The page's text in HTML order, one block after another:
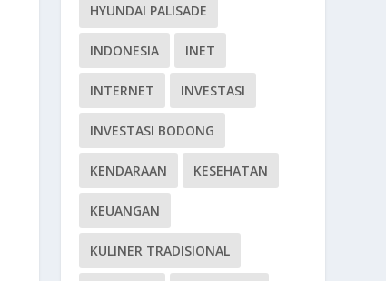
HYUNDAI PALISADE
INDONESIA INET
INTERNET INVESTASI
INVESTASI BODONG
KENDARAAN KESEHATAN
KEUANGAN
KULINER TRADISIONAL